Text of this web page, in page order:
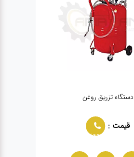
دستگاه تزریق روغن
قیمت :
02166021944